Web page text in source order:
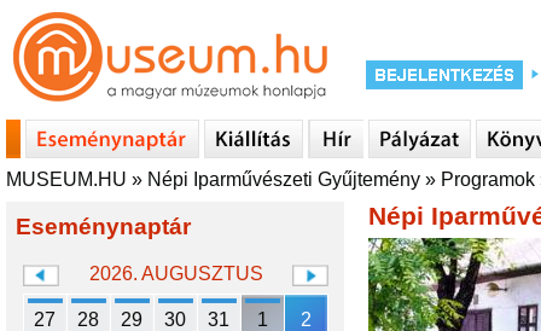
MUSEUM.HU » Népi Iparművészeti Gyűjtemény » Programok
Eseménynaptár
2026. AUGUSZTUS
27 28 29 30 31 1 2
Népi